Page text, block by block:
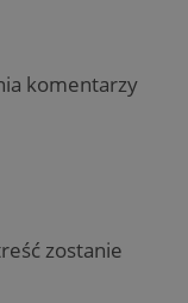
komentarzy
zostanie